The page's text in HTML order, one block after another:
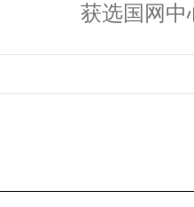
获选国网中